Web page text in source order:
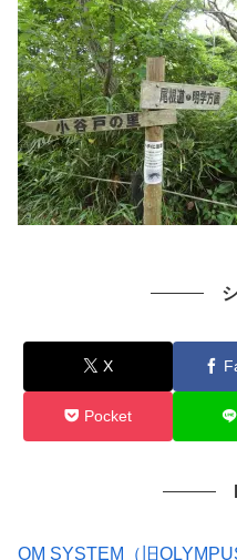
X
Pocket
OM SYSTEM（旧